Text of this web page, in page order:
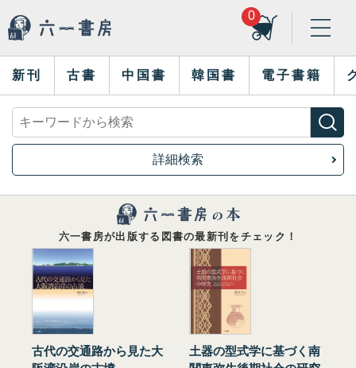
0
新刊 古書 中国書 韓国書 電子書籍
詳細検索
六一書房が出版する図書の最新刊をチェック！
古代の交通路から見た大
土器の型式学に基づく南